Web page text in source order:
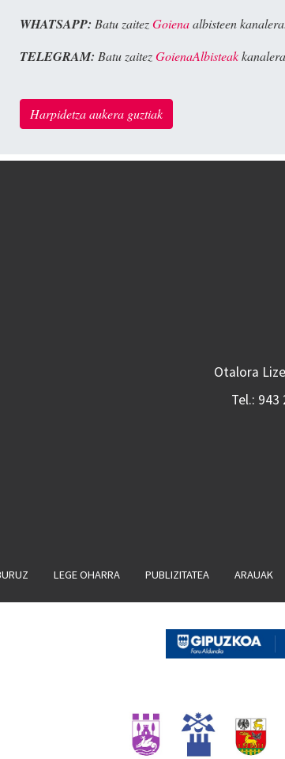
WHATSAPP: Batu zaitezGoienaalbisteen kanalera.
TELEGRAM: Batu zaitezGoienaAlbisteak
Harpidetza aukera guztiak
Otalora
Tel.: 943
LEGE OHARRA PUBLIZITATEA ARAUAK